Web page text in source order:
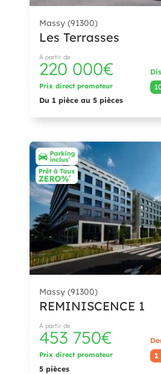
Massy (91300)
Les Terrasses
À partir de
220 000€
Prix direct promoteur
Du 1 pièce au 5 pièces
Massy (91300)
REMINISCENCE 1
À partir de
453 750€
Prix direct promoteur
5 pièces